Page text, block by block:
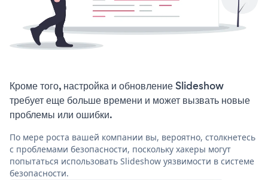
Кроме того, настройка и обновление Slideshow
требует еще больше времени и может вызвать новые
проблемы или ошибки.
По мере роста вашей компании вы, вероятно, столкнетесь
с проблемами безопасности, поскольку хакеры могут
попытаться использовать Slideshow уязвимости в системе
безопасности.